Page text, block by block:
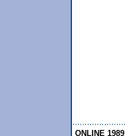
ONLINE 1989